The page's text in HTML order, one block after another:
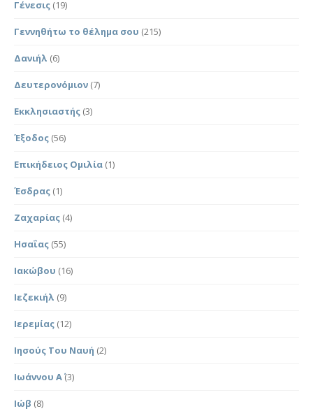
Γένεσις (19)
Γεννηθήτω το θέλημα σου (215)
Δανιήλ (6)
Δευτερονόμιον (7)
Εκκλησιαστής (3)
Έξοδος (56)
Επικήδειος Ομιλία (1)
Έσδρας (1)
Ζαχαρίας (4)
Ησαΐας (55)
Ιακώβου (16)
Ιεζεκιήλ (9)
Ιερεμίας (12)
Ιησούς Του Ναυή (2)
Ιωάννου Α΄(3)
Ιώβ (8)